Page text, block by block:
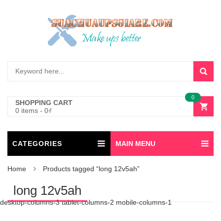
SHOPPING CART
0 items - 0₫
0
CATEGORIES MAIN MENU
Home Products tagged “long 12v5ah”
long 12v5ah
desktop-columns-3 tablet-columns-2 mobile-columns-1